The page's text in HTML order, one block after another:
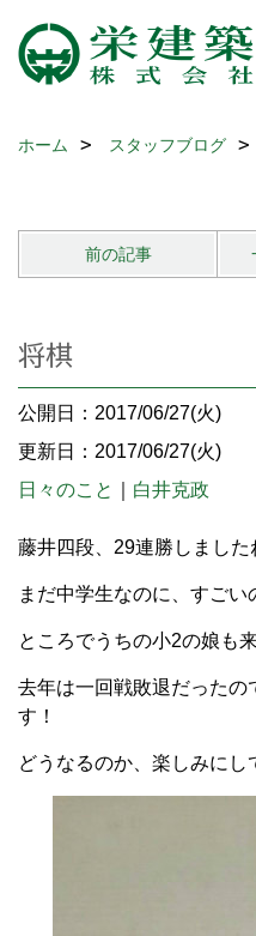
ホーム スタッフブログ
前の記事
将棋
公開日：2017/06/27(火)
更新日：2017/06/27(火)
日々のこと
白井克政
藤井四段、29連勝しました
まだ中学生なのに、すごい
ところでうちの小2の娘も
去年は一回戦敗退だった
す！
どうなるのか、楽しみにし